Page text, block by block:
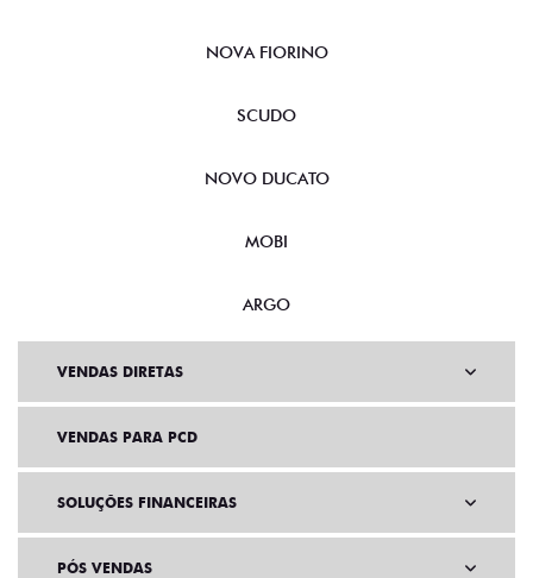
NOVA FIORINO
SCUDO
NOVO DUCATO
MOBI
ARGO
VENDAS DIRETAS
VENDAS PARA PCD
SOLUÇÕES FINANCEIRAS
PÓS VENDAS